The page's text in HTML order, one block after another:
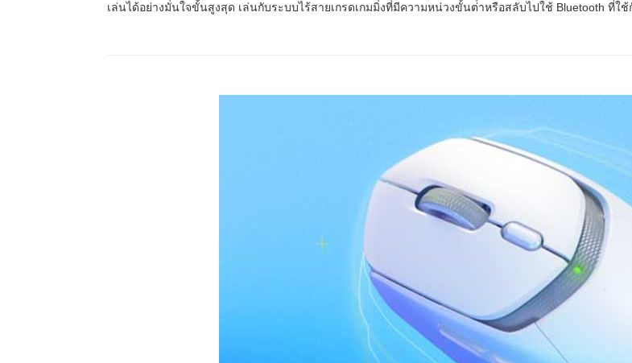
เล่นได้อย่างมั่นใจขั้นสูงสุด เล่นกับระบบไร้สายเกรดเกมมิ่งที่มีความหน่วงขั้นต่ําหรือสลับไปใช้ Bluetooth ที่